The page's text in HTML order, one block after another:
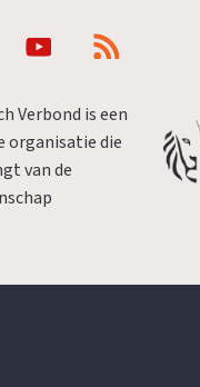
Verbond is een
organisatie die
van de